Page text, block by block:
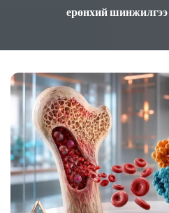
ерөнхий шинжилгээ